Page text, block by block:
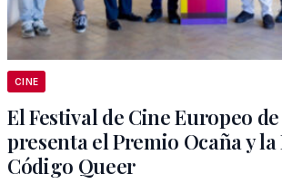
CINE
El Festival de Cine Europeo
presenta el Premio Ocaña y la
Código Queer